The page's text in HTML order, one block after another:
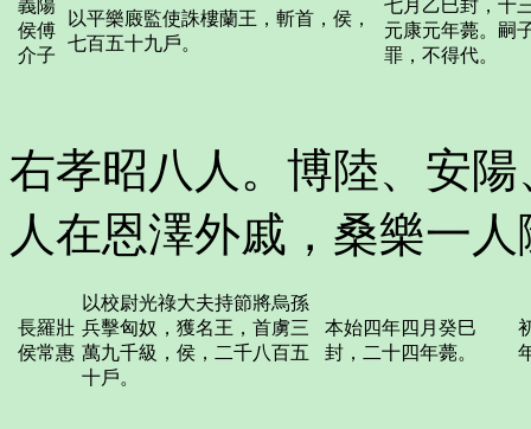
義陽
侯傅
介子
以平樂廄監使誅樓蘭王，斬首，侯，
七百五十九戶。
七月乙巳封，十
元康元年薨。嗣
罪，不得代。
右孝昭八人。博陸、安
人在恩澤外戚，桑樂一
長羅壯
侯常惠
以校尉光祿大夫持節將烏孫
兵擊匈奴，獲名王，首虜三
萬九千級，侯，二千八百五
十戶。
本始四年四月癸巳
封，二十四年薨。